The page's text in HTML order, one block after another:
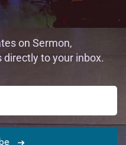
on Sermon,
directly to your inbox.